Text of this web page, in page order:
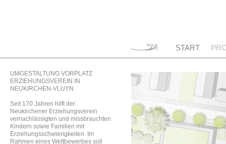
START
UMGESTALTUNG VORPLATZ
ERZIEHUNGSVEREIN IN
NEUKIRCHEN-VLUYN
Seit 170 Jahren hilft der
Neukirchener Erziehungsverein
vernachlässigten und missbrauchten
Kindern sowie Familien mit
Erziehungsschwierigkeiten. Im
Rahmen eines Wettbewerbes soll